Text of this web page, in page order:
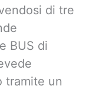
di tre
BUS di
tramite un